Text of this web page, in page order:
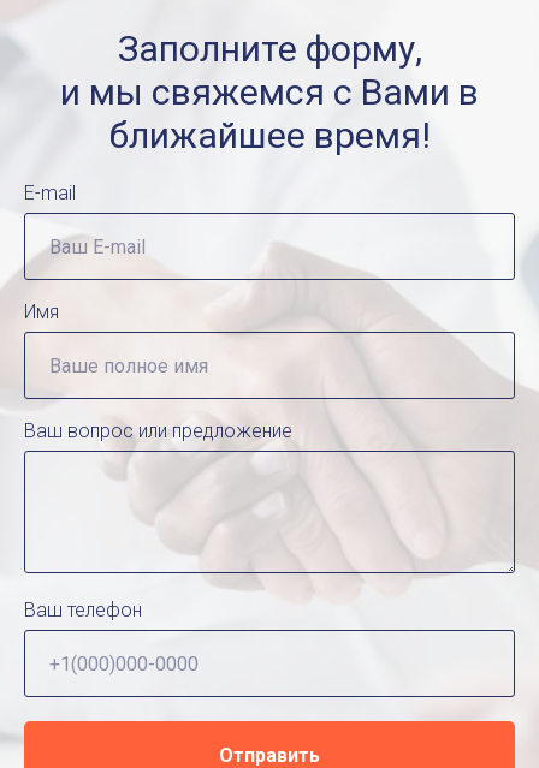
Заполните форму,
и мы свяжемся с Вами в
ближайшее время!
E-mail
Имя
Ваш вопрос или предложение
Ваш телефон
Отправить